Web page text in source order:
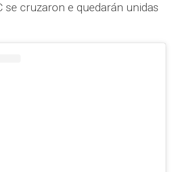
se cruzaron e quedarán unidas